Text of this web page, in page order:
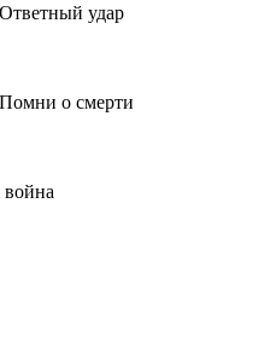
удар
о смерти